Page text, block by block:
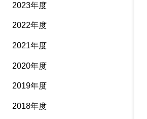
2023年度
2022年度
2021年度
2020年度
2019年度
2018年度